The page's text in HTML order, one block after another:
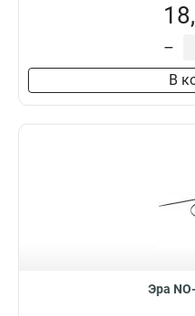
–
В
Эра